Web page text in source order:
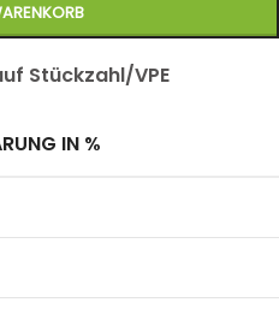
Stückzahl/VPE
IN %